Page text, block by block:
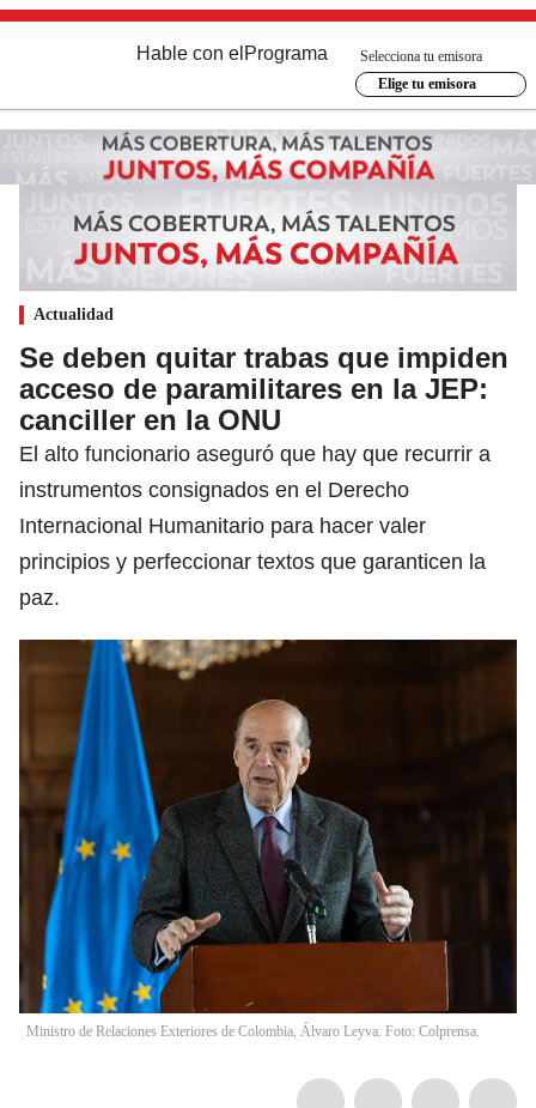
Hable con el Programa
Selecciona tu emisora
Elige tu emisora
Actualidad
Se deben quitar trabas que impiden
acceso de paramilitares en la JEP:
canciller en la ONU
El alto funcionario aseguró que hay que recurrir a
instrumentos consignados en el Derecho
Internacional Humanitario para hacer valer
principios y perfeccionar textos que garanticen la
paz.
Ministro de Relaciones Exteriores de Colombia, Álvaro Leyva. Foto: Colprensa.